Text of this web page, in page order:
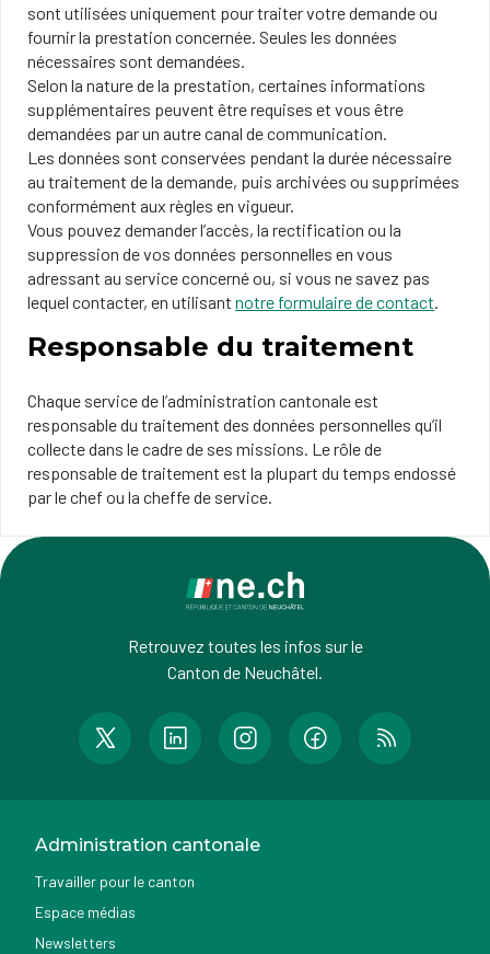
sont utilisées uniquement pour traiter votre demande ou
fournir la prestation concernée. Seules les données
nécessaires sont demandées.
Selon la nature de la prestation, certaines informations
supplémentaires peuvent être requises et vous être
demandées par un autre canal de communication.
Les données sont conservées pendant la durée nécessaire
au traitement de la demande, puis archivées ou supprimées
conformément aux règles en vigueur.
Vous pouvez demander l’accès, la rectification ou la
suppression de vos données personnelles en vous
adressant au service concerné ou, si vous ne savez pas
lequel contacter, en utilisant notre formulaire de contact.
Responsable du traitement
Chaque service de l’administration cantonale est
responsable du traitement des données personnelles qu’il
collecte dans le cadre de ses missions. Le rôle de
responsable de traitement est la plupart du temps endossé
par le chef ou la cheffe de service.
Retrouvez toutes les infos sur le
Canton de Neuchâtel.
Administration cantonale
Travailler pour le canton
Espace médias
Newsletters